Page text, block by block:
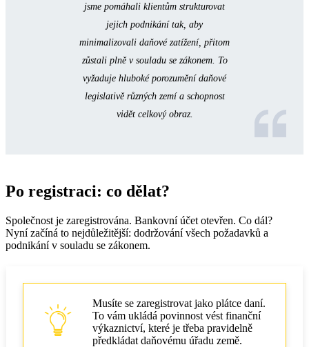
jsme pomáhali klientům strukturovat
jejich podnikání tak, aby
minimalizovali daňové zatížení, přitom
zůstali plně v souladu se zákonem. To
vyžaduje hluboké porozumění daňové
legislativě různých zemí a schopnost
vidět celkový obraz.
Po registraci: co dělat?
Společnost je zaregistrována. Bankovní účet otevřen. Co dál?
Nyní začíná to nejdůležitější: dodržování všech požadavků a
podnikání v souladu se zákonem.
Musíte se zaregistrovat jako plátce daní.
To vám ukládá povinnost vést finanční
výkaznictví, které je třeba pravidelně
předkládat daňovému úřadu země.